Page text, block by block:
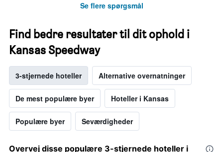
Se flere spørgsmål
Find bedre resultater til dit ophold i
Kansas Speedway
3-stjernede hoteller Alternative overnatninger
De mest populære byer Hoteller i Kansas
Populære byer Seværdigheder
Overvej disse populære 3-stjernede hoteller i